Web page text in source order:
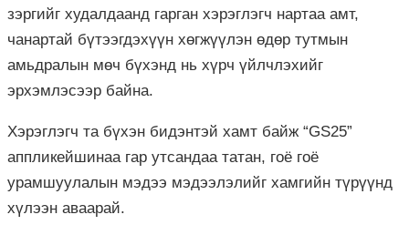
зэргийг худалдаанд гарган хэрэглэгч нартаа амт,
чанартай бүтээгдэхүүн хөгжүүлэн өдөр тутмын
амьдралын мөч бүхэнд нь хүрч үйлчлэхийг
эрхэмлэсээр байна.
Хэрэглэгч та бүхэн бидэнтэй хамт байж “GS25”
аппликейшинаа гар утсандаа татан, гоё гоё
урамшуулалын мэдээ мэдээлэлийг хамгийн түрүүнд
хүлээн аваарай.